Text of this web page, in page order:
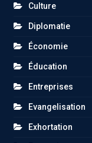
Culture
Diplomatie
Économie
Éducation
Entreprises
Evangelisation
Exhortation